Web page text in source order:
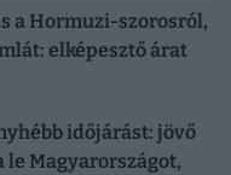
a Hormuzi-szorosról,
elképesztő árat
időjárást: jövő
Magyarországot,